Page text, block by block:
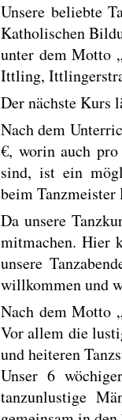
Unsere beliebte
Katholischen
unter dem Motto
Ittling,
Der nächste Kurs
Nach dem
€, worin auch
sind, ist ein
beim Tanzmeister
Da unsere
mitmachen. Hier
unsere
willkommen und
Nach dem Motto
Vor allem die
und heiteren
Unser 6
tanzunlustige